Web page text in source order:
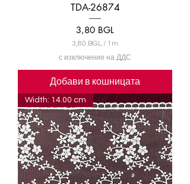
TDA-26874
Цена
3,80 BGL
3,80 BGL / 1m
,
8
0
B
G
L
н
а
1
М
е
т
с изключение на ДДС
Добави в кошницата
Width: 14.00 cm